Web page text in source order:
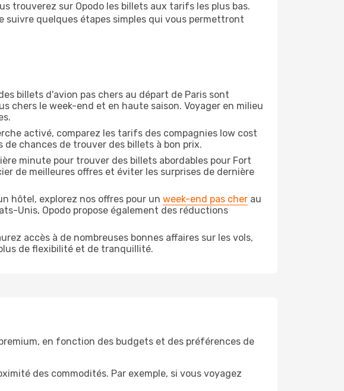
trouverez sur Opodo les billets aux tarifs les plus bas.
suivre quelques étapes simples qui vous permettront
billets d'avion pas chers au départ de Paris sont
chers le week-end et en haute saison. Voyager en milieu
activé, comparez les tarifs des compagnies low cost
chances de trouver des billets à bon prix.
minute pour trouver des billets abordables pour Fort
de meilleures offres et éviter les surprises de dernière
hôtel, explorez nos offres pour un week-end pas cher au
Unis, Opodo propose également des réductions
accès à de nombreuses bonnes affaires sur les vols,
de flexibilité et de tranquillité.
en fonction des budgets et des préférences de
des commodités. Par exemple, si vous voyagez